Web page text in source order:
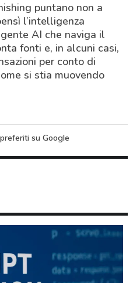
puntano non a
l’intelligenza
AI che naviga il
fonti e, in alcuni casi,
per conto di
si stia muovendo
su Google